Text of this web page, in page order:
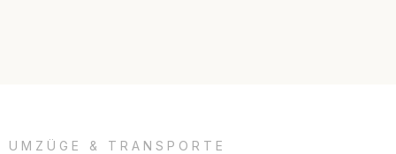
UMZÜGE & TRANSPORTE